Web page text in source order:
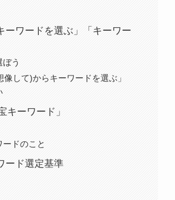
ーワードを選ぶ」「キーワー
う
して)からキーワードを選ぶ」
キーワード」
ドのこと
ード選定基準